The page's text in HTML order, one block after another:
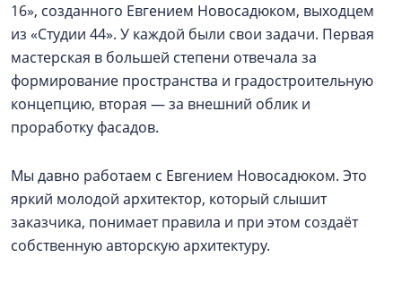
16», созданного Евгением Новосадюком, выходцем
из «Студии 44». У каждой были свои задачи. Первая
мастерская в большей степени отвечала за
формирование пространства и градостроительную
концепцию, вторая — за внешний облик и
проработку фасадов.
Мы давно работаем с Евгением Новосадюком. Это
яркий молодой архитектор, который слышит
заказчика, понимает правила и при этом создаёт
собственную авторскую архитектуру.